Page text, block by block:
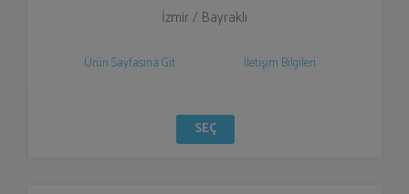
İzmir / Bayraklı
Ürün Sayfasına Git İletişim Bilgileri
SEÇ